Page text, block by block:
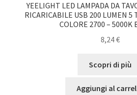
YEELIGHT LED LAMPADA DA
RICARICABILE USB 200 LUMEN 5
COLORE 2700 – 5000K
8,24€
Scopri di più
Aggiungi al